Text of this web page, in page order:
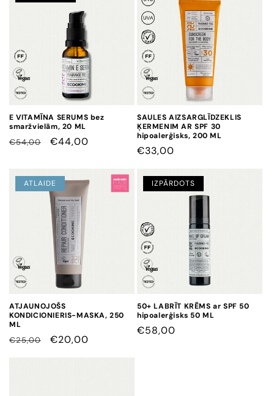
E VITAMĪNA SERUMS bez
smaržvielām, 20 ML
CENA
€54,00
CENA
ATLAIDI
€44,00
SAULES AIZSARGLĪDZEKLIS
ĶERMENIM AR SPF 30
hipoalerģisks, 200 ML
CENA
€33,00
ATLAIDE
ATJAUNOJOŠS
KONDICIONIERIS-MASKA, 250
ML
CENA
€25,00
CENA
€20,00
IZPĀRDOTS
50+ LABRĪT KRĒMS ar SPF 50
hipoalerģisks 50 ML
CENA
€58,00